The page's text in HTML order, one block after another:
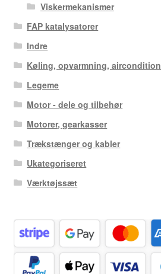
Viskermekanismer
FAP katalysatorer
Indre
Køling, opvarmning, aircondition
Legeme
Motor - dele og tilbehør
Motorer, gearkasser
Trækstænger og kabler
Ukategoriseret
Værktøjssæt